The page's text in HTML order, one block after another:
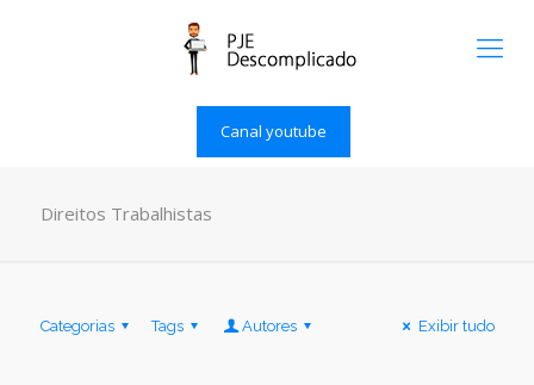
Canal youtube
Direitos Trabalhistas
Categorias Tags Autores Exibir tudo